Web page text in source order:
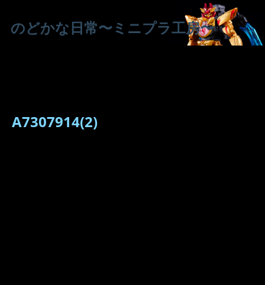
のどかな日常〜ミニプラ工房〜
A7307914(2)